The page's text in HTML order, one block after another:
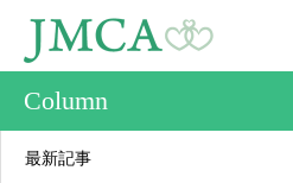
Column
最新記事